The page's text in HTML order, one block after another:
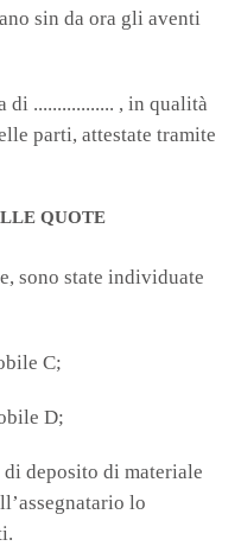
sin da ora gli aventi
................. , in qualità
parti, attestate tramite
QUOTE
sono state individuate
C;
D;
deposito di materiale
lo